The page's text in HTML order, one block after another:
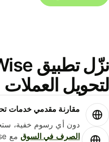
العملات
مقارنة مقدمي خدمات
دون أي رسوم خفية،
الصرف في السوقمع Wise.